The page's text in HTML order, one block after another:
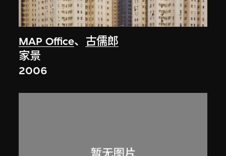
MAP Office、 古儒郎
家景
2006